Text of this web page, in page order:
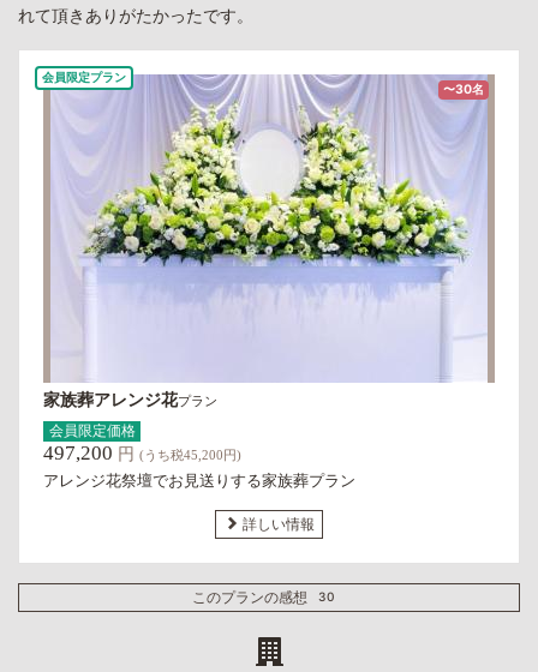
れて頂きありがたかったです。
会員限定プラン
〜30名
家族葬アレンジ花プラン
会員限定価格
497,200 円 (うち税45,200円)
アレンジ花祭壇でお見送りする家族葬プラン
詳しい情報
このプランの感想 30